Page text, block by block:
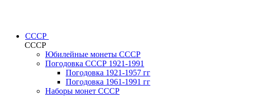
СССР
СССР
Юбилейные монеты СССР
Погодовка СССР 1921-1991
Погодовка 1921-1957 гг
Погодовка 1961-1991 гг
Наборы монет СССР